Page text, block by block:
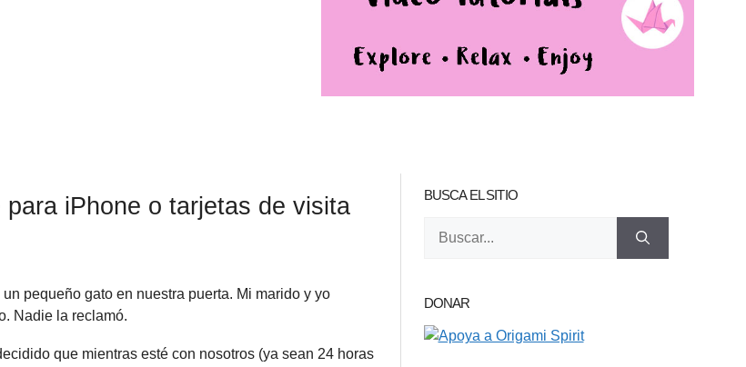
iPhone o tarjetas de visita
pequeño gato en nuestra puerta. Mi marido y yo
Nadie la reclamó.
que mientras esté con nosotros (ya sean 24 horas
BUSCA EL SITIO
DONAR